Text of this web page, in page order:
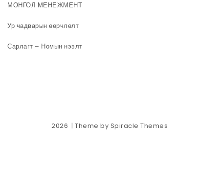
МОНГОЛ МЕНЕЖМЕНТ
Ур чадварын өөрчлөлт
Сарлагт – Номын нээлт
2026 | Theme by Spiracle Themes